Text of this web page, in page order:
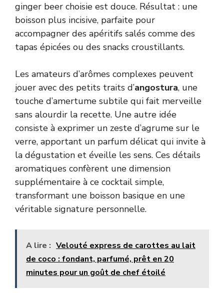
ginger beer choisie est douce. Résultat : une
boisson plus incisive, parfaite pour
accompagner des apéritifs salés comme des
tapas épicées ou des snacks croustillants.
Les amateurs d’arômes complexes peuvent
jouer avec des petits traits d’angostura, une
touche d’amertume subtile qui fait merveille
sans alourdir la recette. Une autre idée
consiste à exprimer un zeste d’agrume sur le
verre, apportant un parfum délicat qui invite à
la dégustation et éveille les sens. Ces détails
aromatiques confèrent une dimension
supplémentaire à ce cocktail simple,
transformant une boisson basique en une
véritable signature personnelle.
A lire : Velouté express de carottes au lait
de coco : fondant, parfumé, prêt en 20
minutes pour un goût de chef étoilé